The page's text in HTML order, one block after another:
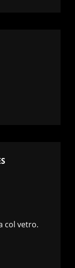
col vetro.